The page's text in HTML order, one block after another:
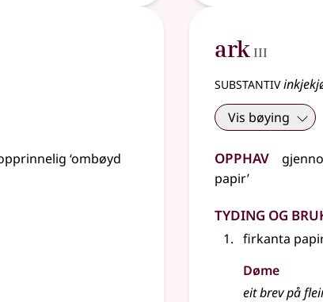
opprinnelig ‘ombøyd
ark III
substantiv
Vis bøying
Opphav
papir’
Tyding og
firkanta
Døme
eit brev på